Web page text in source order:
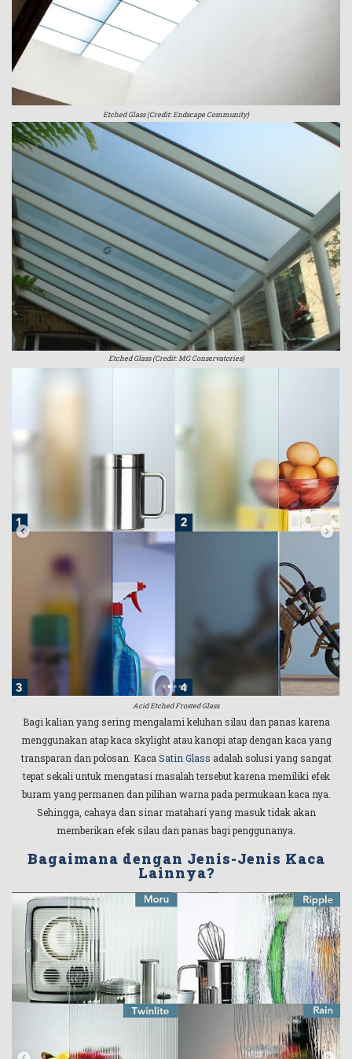
Etched Glass (Credit: Endscape Community)
Etched Glass (Credit: MG Conservatories)
Acid Etched Frosted Glass
Bagi kalian yang sering mengalami keluhan silau dan panas karena
menggunakan atap kaca skylight atau kanopi atap dengan kaca yang
transparan dan polosan. Kaca Satin Glass adalah solusi yang sangat
tepat sekali untuk mengatasi masalah tersebut karena memiliki efek
buram yang permanen dan pilihan warna pada permukaan kaca nya.
Sehingga, cahaya dan sinar matahari yang masuk tidak akan
memberikan efek silau dan panas bagi penggunanya.
Bagaimana dengan Jenis-Jenis Kaca
Lainnya?